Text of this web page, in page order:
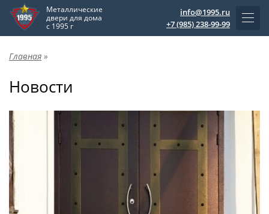
Металлические
двери для дома
с 1995 г
info@1995.ru
+7 (985) 238-99-99
Главная »
Новости